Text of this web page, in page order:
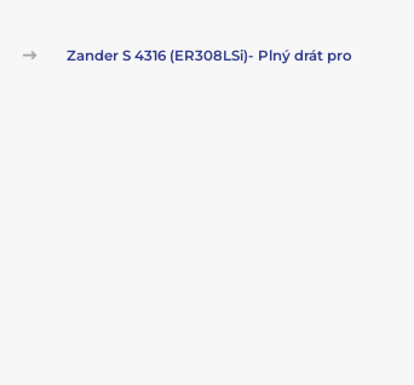
Zander S 4316 (ER308LSi)- Plný drát pro